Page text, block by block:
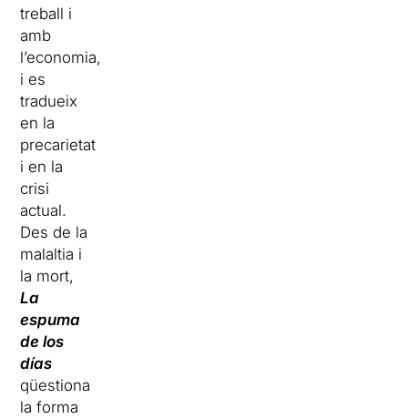
treball i
amb
l’economia,
i es
tradueix
en la
precarietat
i en la
crisi
actual.
Des de la
malaltia i
la mort,
La
espuma
de los
días
qüestiona
la forma